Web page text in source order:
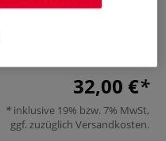
Gegenwart.
für Kunst-, Design-
32,00 €
inklusive 19% bzw. 7% MwSt,
ggf. zuzüglich Versandkosten.